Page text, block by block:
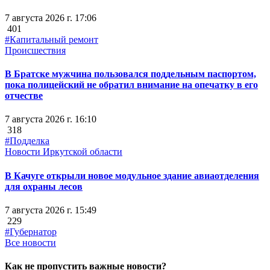
7 августа 2026 г. 17:06
401
#Капитальный ремонт
Происшествия
В Братске мужчина пользовался поддельным паспортом,
пока полицейский не обратил внимание на опечатку в его
отчестве
7 августа 2026 г. 16:10
318
#Подделка
Новости Иркутской области
В Качуге открыли новое модульное здание авиаотделения
для охраны лесов
7 августа 2026 г. 15:49
229
#Губернатор
Все новости
Как не пропустить важные новости?